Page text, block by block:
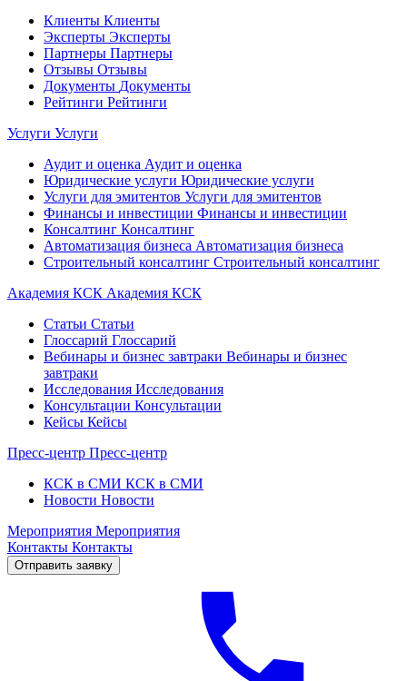
Клиенты Клиенты
Эксперты Эксперты
Партнеры Партнеры
Отзывы Отзывы
Документы Документы
Рейтинги Рейтинги
Услуги Услуги
Аудит и оценка Аудит и оценка
Юридические услуги Юридические услуги
Услуги для эмитентов Услуги для эмитентов
Финансы и инвестиции Финансы и инвестиции
Консалтинг Консалтинг
Автоматизация бизнеса Автоматизация бизнеса
Строительный консалтинг Строительный консалтинг
Академия КСК Академия КСК
Статьи Статьи
Глоссарий Глоссарий
Вебинары и бизнес завтраки Вебинары и бизнес
завтраки
Исследования Исследования
Консультации Консультации
Кейсы Кейсы
Пресс-центр Пресс-центр
КСК в СМИ КСК в СМИ
Новости Новости
Мероприятия Мероприятия
Контакты Контакты
Отправить заявку